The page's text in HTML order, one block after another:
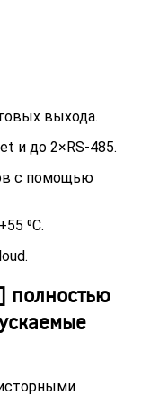
выхода.
и до 2×RS-485.
с помощью
⁰С.